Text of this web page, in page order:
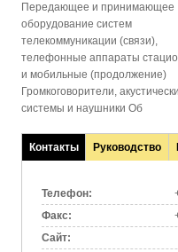
Передающее и принимающее
оборудование систем
телекоммуникации (связи),
телефонные аппараты
и мобильные (продолжение)
Громкоговорители,
системы и наушники Об
Контакты
(активная
Руководство
Телефон:
Факс:
Сайт: